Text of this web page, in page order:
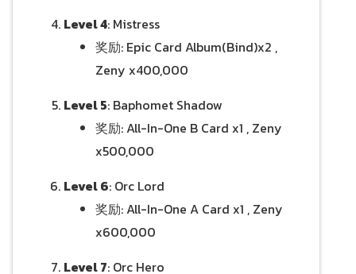
Level 4: Mistress
奖励: Epic Card Album(Bind)x2 ,
Zeny x400,000
Level 5: Baphomet Shadow
奖励: All-In-One B Card x1 , Zeny
x500,000
Level 6: Orc Lord
奖励: All-In-One A Card x1 , Zeny
x600,000
Level 7: Orc Hero